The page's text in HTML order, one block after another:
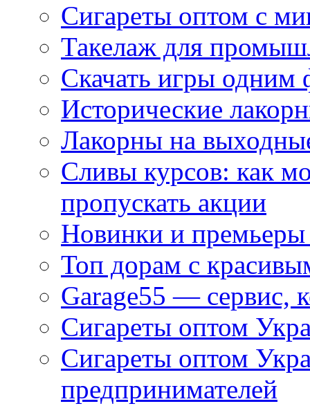
Сигареты оптом с
Такелаж для
Скачать игры одним
Исторические
Лакорны на
Сливы курсов: как
пропускать акции
Новинки и
Топ дорам с
Garage55 — сервис,
Сигареты оптом
Сигареты оптом
предпринимателей